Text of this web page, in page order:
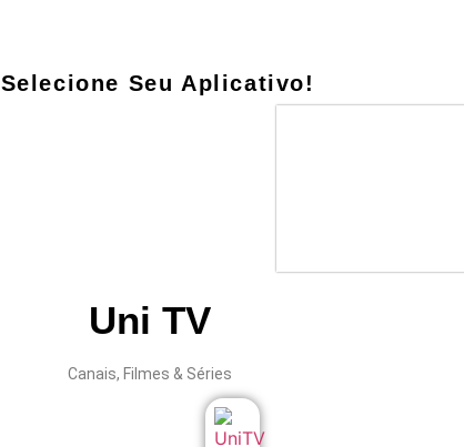
Selecione Seu Aplicativo!
Uni TV
Canais, Filmes & Séries